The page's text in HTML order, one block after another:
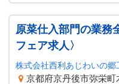
原菜仕入部門の業
フェア求人〉
株式会社西利あじわいの郷
京都府京丹後市弥栄